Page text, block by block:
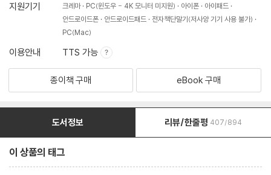
지원기기
크레마 PC(윈도우 - 4K 모니터 미지원) 아이폰
아이패드
안드로이드폰
안드로이드패드
전자책단말기(저사양 기기 사용 불가)
PC(Mac)
이용안내 TTS 가능
종이책 구매 eBook 구매
도서정보 리뷰/한줄평 407/894
이 상품의 태그